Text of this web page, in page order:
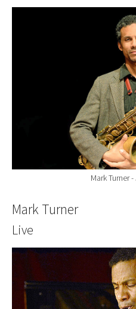
Mark Turner
Mark Turner
Live
Show larger version for: